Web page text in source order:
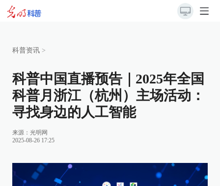
科普资讯 >
科普中国直播预告｜2025年全国
科普月浙江（杭州）主场活动：
寻找身边的人工智能
来源： 光明网
2025-08-26 17:25